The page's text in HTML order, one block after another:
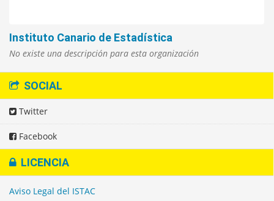
Instituto Canario de Estadística
No existe una descripción para esta organización
SOCIAL
Twitter
Facebook
LICENCIA
Aviso Legal del ISTAC